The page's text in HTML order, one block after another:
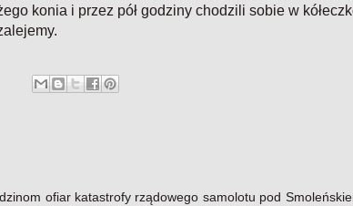
konia i przez pół godziny chodzili sobie w
ofiar katastrofy rządowego samolotu pod